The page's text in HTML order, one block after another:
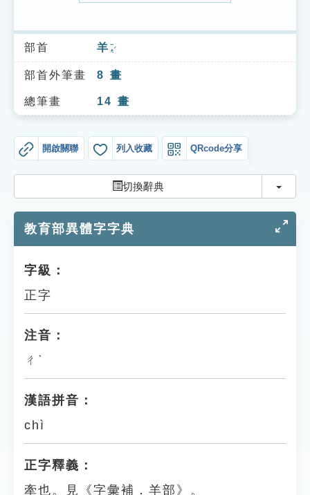
索引選單
知識索引
單字索引
貓頭鷹博士
部首 羊 ㄧㄤˊ
部首外筆畫 8 畫
總筆畫 14 畫
開啟關聯 列入收藏 QRcode分享
切換辭典 切換
教育部異體字字典
字級：
正字
注音：
ㄔˋ
漢語拼音：
chì
正字釋義：
牽也。見《字彙補．羊部》。